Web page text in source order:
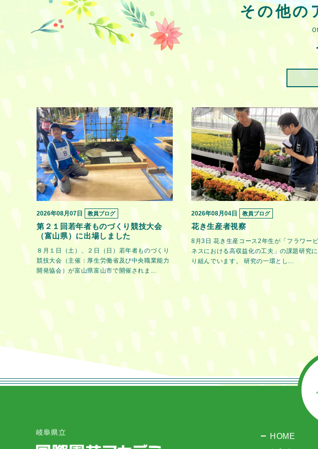
その他の
2026年08月07日 教員ブログ
第２１回若年者ものづくり競技大会
（富山県）に出場しました
８月１日（土）、２日（日）若年者ものづくり
競技大会（主催：厚生労働省及び中央職業能力
開発協会）が富山県富山市で開催されま...
2026年08月04日 教員ブログ
花き生産者視察
8月3日 花き生産コース2年生が「フラワー
ネスにおける高収益化の工夫」の課題研究
り組んでいます。 研究の一環とし...
HOME